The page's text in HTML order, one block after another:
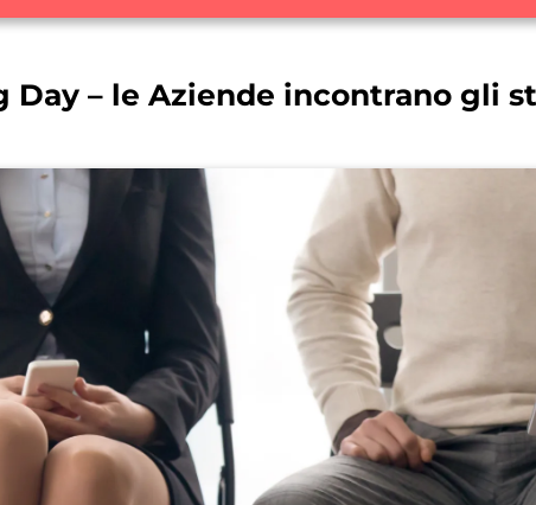
Day – le Aziende incontrano gli